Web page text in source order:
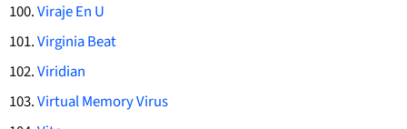
Viraje En U
Virginia Beat
Viridian
Virtual Memory Virus